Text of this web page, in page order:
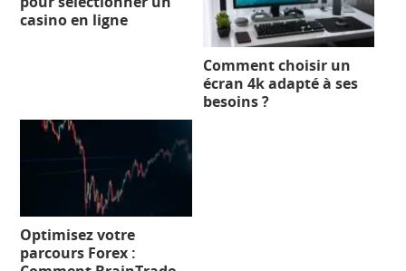
casino en ligne
Comment choisir un
écran 4k adapté à ses
besoins ?
Optimisez votre
parcours Forex :